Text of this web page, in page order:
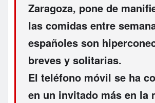
Zaragoza, pone de
las comidas entre
españoles son
breves y solitarias.
El teléfono móvil se ha
en un invitado más en la